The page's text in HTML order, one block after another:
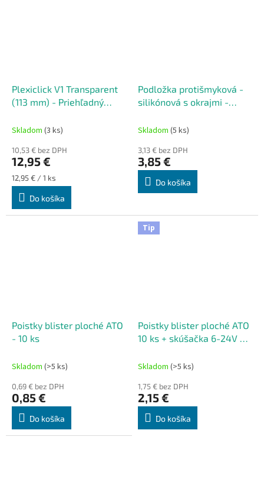
Plexiclick V1 Transparent
(113 mm) - Priehľadný
Skladom (3 ks)
10,53 € bez DPH
12,95 €
Jednotková
cena:
12,95 € / 1 ks
Do košíka
Podložka protišmyková -
silikónová s okrajmi -
Skladom (5 ks)
3,13 € bez DPH
3,85 €
Do košíka
Poistky blister ploché ATO
- 10 ks
Skladom (>5 ks)
0,69 € bez DPH
0,85 €
Do košíka
Tip
Poistky blister ploché ATO
10 ks + skúšačka 6-24V +
Skladom (>5 ks)
1,75 € bez DPH
2,15 €
Do košíka